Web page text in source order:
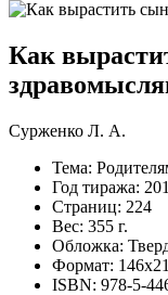
Как
Сурженко Л. А.
Тема:
Год тиража:
Страниц: 224
Вес: 355 г.
Обложка:
Формат:
ISBN: 978-5-